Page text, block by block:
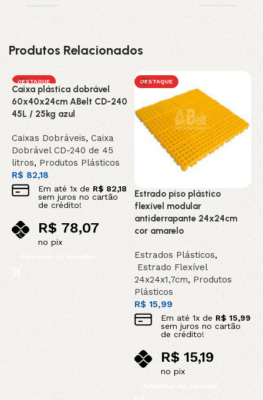
Produtos Relacionados
DESTAQUE
Caixa plástica dobrável
60x40x24cm ABelt CD-240
45L / 25kg azul
Caixas Dobráveis, Caixa
Dobrável CD-240 de 45
litros,Produtos Plásticos
R$ 82,18
Em até1x deR$ 82,18
sem juros no cartão
de crédito!
R$78,07
no pix
Adicionar ao carrinho
DESTAQUE
Estrado piso plástico
flexível modular
antiderrapante 24x24cm
cor amarelo
Estrados Plásticos,
Estrado Flexível
24x24x1,7cm,Produtos
Plásticos
R$ 15,99
Em até 1x deR$ 15,99
sem juros no cartão
de crédito!
R$15,19
no pix
Adicionar ao carrinho